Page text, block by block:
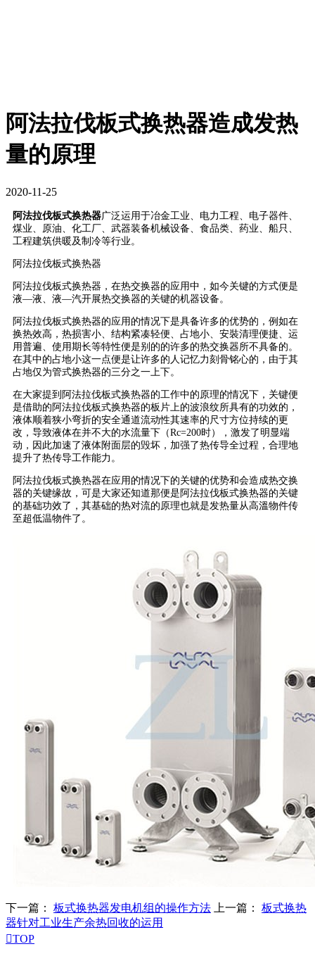
阿法拉伐板式换热器造成发热
量的原理
2020-11-25
阿法拉伐板式换热器广泛运用于冶金工业、电力工程、电子器件、
煤业、原油、化工厂、武器装备机械设备、食品类、药业、船只、
工程建筑供暖及制冷等行业。
阿法拉伐板式换热器
阿法拉伐板式换热器，在热交换器的应用中，如今关键的方式便是
液—液、液—汽开展热交换器的关键的机器设备。
阿法拉伐板式换热器的应用的情况下是具备许多的优势的，例如在
换热效高，热损害小、结构紧凑轻便、占地小、安裝清理便捷、运
用普遍、使用期长等特性便是别的的许多的热交换器所不具备的。
在其中的占地小这一点便是让许多的人记忆力刻骨铭心的，由于其
占地仅为管式换热器的三分之一上下。
在大家提到阿法拉伐板式换热器的工作中的原理的情况下，关键便
是借助的阿法拉伐板式换热器的板片上的波浪纹所具有的功效的，
液体顺着狭小弯折的安全通道流动性其速率的尺寸方位持续的更
改，导致液体在并不大的水流量下（Rc=200时），激发了明显端
动，因此加速了液体附面层的毁坏，加强了热传导全过程，合理地
提升了热传导工作能力。
阿法拉伐板式换热器在应用的情况下的关键的优势和会造成热交换
器的关键缘故，可是大家还知道那便是阿法拉伐板式换热器的关键
的基础功效了，其基础的热对流的原理也就是发热量从高溫物件传
至超低温物件了。
下一篇： 板式换热器发电机组的操作方法 上一篇： 板式换热
器针对工业生产余热回收的运用
TOP